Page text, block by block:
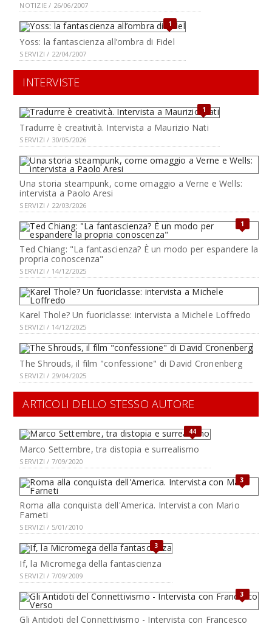
NOTIZIE / 26/06/2007
1
Yoss: la fantascienza all’ombra di Fidel
SERVIZI / 22/04/2007
INTERVISTE
1
Tradurre è creatività. Intervista a Maurizio Nati
SERVIZI / 30/05/2026
Una storia steampunk, come omaggio a Verne e Wells:
intervista a Paolo Aresi
SERVIZI / 22/03/2026
1
Ted Chiang: "La fantascienza? È un modo per espandere la
propria conoscenza"
SERVIZI / 14/12/2025
Karel Thole? Un fuoriclasse: intervista a Michele Loffredo
SERVIZI / 14/12/2025
The Shrouds, il film "confessione" di David Cronenberg
SERVIZI / 29/04/2025
ARTICOLI DELLO STESSO AUTORE
44
Marco Settembre, tra distopia e surrealismo
SERVIZI / 7/09/2020
3
Roma alla conquista dell'America. Intervista con Mario
Farneti
SERVIZI / 5/01/2010
3
If, la Micromega della fantascienza
SERVIZI / 7/09/2009
3
Gli Antidoti del Connettivismo - Intervista con Francesco